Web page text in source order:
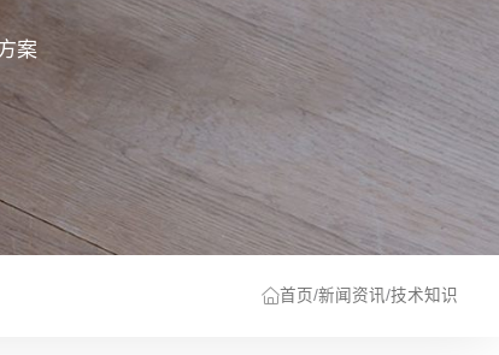
案
首页/新闻资讯/技术知识